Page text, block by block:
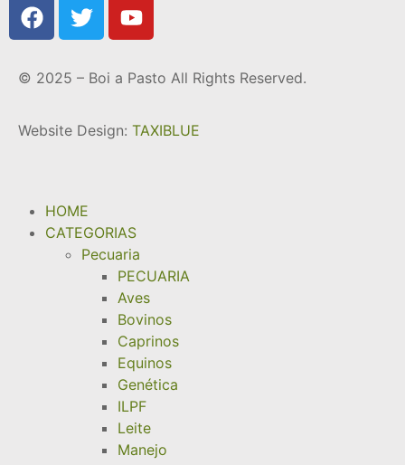
© 2025 – Boi a Pasto All Rights Reserved.
Website Design: TAXIBLUE
HOME
CATEGORIAS
Pecuaria
PECUARIA
Aves
Bovinos
Caprinos
Equinos
Genética
ILPF
Leite
Manejo